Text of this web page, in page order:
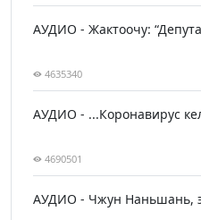
АУДИО - Жактоочу:
4635340
АУДИО - ...Коронавирус
4690501
АУДИО - Чжун Наньшань,